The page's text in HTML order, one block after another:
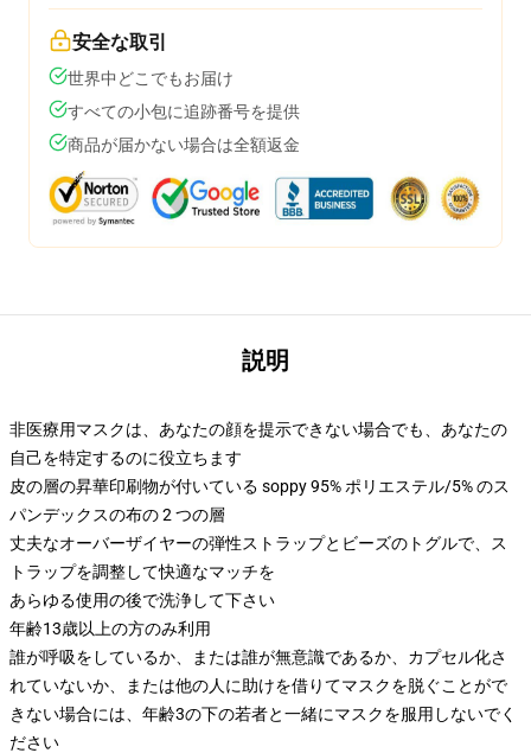
安全な取引
世界中どこでもお届け
すべての小包に追跡番号を提供
商品が届かない場合は全額返金
説明
非医療用マスクは、あなたの顔を提示できない場合でも、あなたの
自己を特定するのに役立ちます
皮の層の昇華印刷物が付いている soppy 95% ポリエステル/5% のス
パンデックスの布の 2 つの層
丈夫なオーバーザイヤーの弾性ストラップとビーズのトグルで、ス
トラップを調整して快適なマッチを
あらゆる使用の後で洗浄して下さい
年齢13歳以上の方のみ利用
誰が呼吸をしているか、または誰が無意識であるか、カプセル化さ
れていないか、または他の人に助けを借りてマスクを脱ぐことがで
きない場合には、年齢3の下の若者と一緒にマスクを服用しないでく
ださい